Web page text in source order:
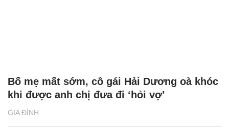
GIA ĐÌNH
Bố mẹ mất sớm, cô gái Hải Dương oà khóc
khi được anh chị đưa đi ‘hỏi vợ’